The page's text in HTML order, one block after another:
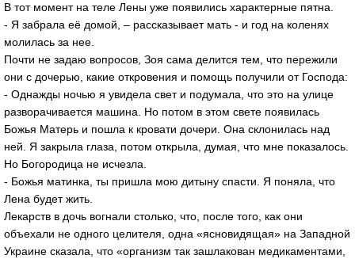
В тот момент на теле Лены уже появились характерные пятна.
- Я забрала её домой, – рассказывает мать - и год на коленях
молилась за нее.
Почти не задаю вопросов, Зоя сама делится тем, что пережили
они с дочерью, какие откровения и помощь получили от Господа:
- Однажды ночью я увидела свет и подумала, что это на улице
разворачивается машина. Но потом в этом свете появилась
Божья Матерь и пошла к кровати дочери. Она склонилась над
ней. Я закрыла глаза, потом открыла, думая, что мне показалось.
Но Богородица не исчезла.
- Божья матинка, ты пришла мою дитыну спасти. Я поняла, что
Лена будет жить.
Лекарств в дочь вогнали столько, что, после того, как они
объехали не одного целителя, одна «ясновидящая» на Западной
Украине сказала, что «организм так зашлакован медикаментами,